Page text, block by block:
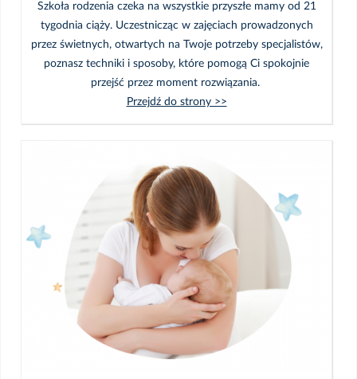
Szkoła rodzenia czeka na wszystkie przyszłe mamy od 21
tygodnia ciąży. Uczestnicząc w zajęciach prowadzonych
przez świetnych, otwartych na Twoje potrzeby specjalistów,
poznasz techniki i sposoby, które pomogą Ci spokojnie
przejść przez moment rozwiązania.
Przejdź do strony >>